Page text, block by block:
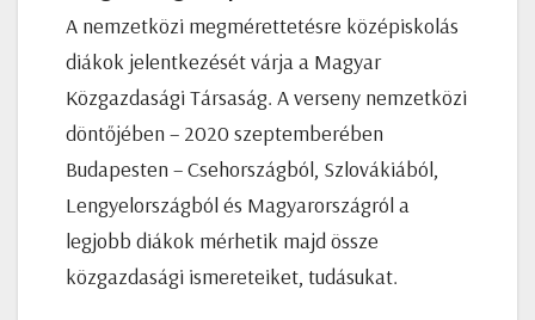
A nemzetközi megmérettetésre középiskolás
diákok jelentkezését várja a Magyar
Közgazdasági Társaság. A verseny nemzetközi
döntőjében – 2020 szeptemberében
Budapesten – Csehországból, Szlovákiából,
Lengyelországból és Magyarországról a
legjobb diákok mérhetik majd össze
közgazdasági ismereteiket, tudásukat.